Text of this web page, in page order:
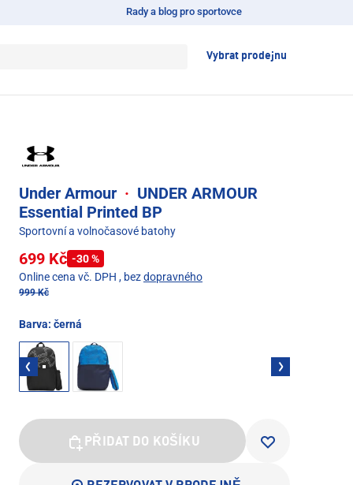
Rady a blog pro sportovce
Vybrat prodejnu
Under Armour · UNDER ARMOUR
Essential Printed BP
Sportovní a volnočasové batohy
699 Kč -30 %
Online cena vč. DPH , bezdopravného
999 Kč
Barva: černá
PŘIDAT DO KOŠÍKU